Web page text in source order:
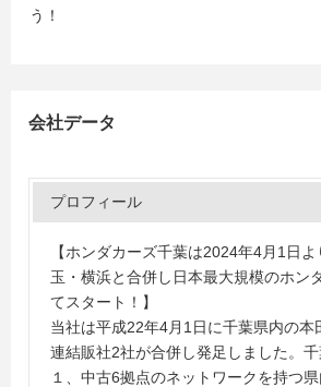
う！
会社データ
プロフィール
【ホンダカーズ千葉は2024年4月1日
玉・横浜と合併し日本最大規模のホン
てスタート！】
当社は平成22年4月1日に千葉県内の本
連結販社2社が合併し発足しました。
１、中古6拠点のネットワークを持つ